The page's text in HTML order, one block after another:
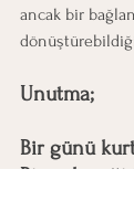
ancak bir
Unutma;
Bir günü
Bir geleceği